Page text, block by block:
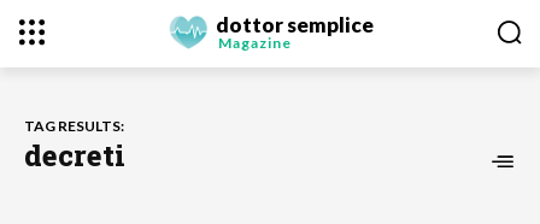
dottor semplice
Magazine
TAG RESULTS:
decreti